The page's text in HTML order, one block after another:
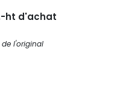
ht d'achat
de l'original